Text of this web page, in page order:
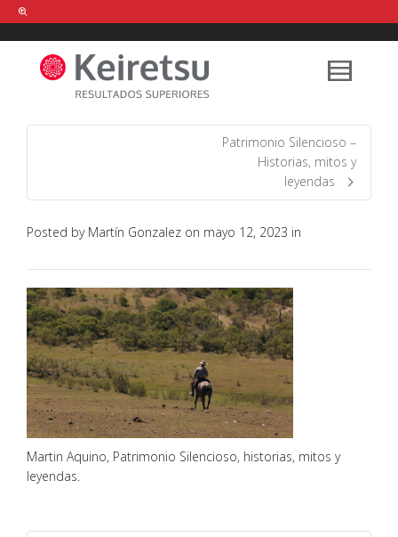
Help me Dante! I'm looking for new
shirts in a size medium
that cost
between £ . Show me all the
items, from the brandour legacy.
Patrimonio Silencioso –
Historias, mitos y
leyendas
Posted by Martín Gonzalez on mayo 12, 2023 in
Martin Aquino, Patrimonio Silencioso, historias, mitos y
leyendas.